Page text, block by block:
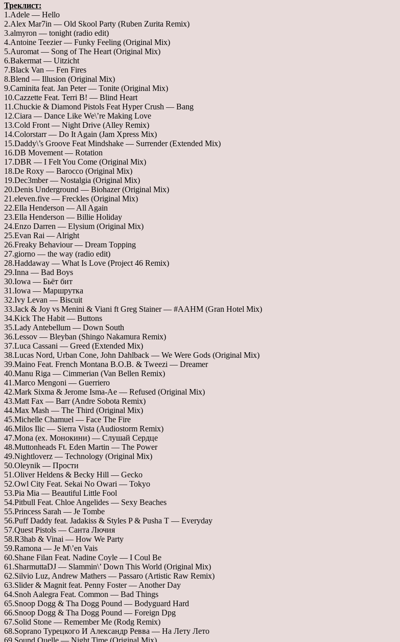
Треклист:
1.Adele — Hello
2.Alex Mar7in — Old Skool Party (Ruben Zurita Remix)
3.almyron — tonight (radio edit)
4.Antoine Teezier — Funky Feeling (Original Mix)
5.Auromat — Song of The Heart (Original Mix)
6.Bakermat — Uitzicht
7.Black Van — Fen Fires
8.Blend — Illusion (Original Mix)
9.Caminita feat. Jan Peter — Tonite (Original Mix)
10.Cazzette Feat. Terri B! — Blind Heart
11.Chuckie & Diamond Pistols Feat Hyper Crush — Bang
12.Ciara — Dance Like We\’re Making Love
13.Cold Front — Night Drive (Alley Remix)
14.Colorstarr — Do It Again (Jam Xpress Mix)
15.Daddy\’s Groove Feat Mindshake — Surrender (Extended Mix)
16.DB Movement — Rotation
17.DBR — I Felt You Come (Original Mix)
18.De Roxy — Barocco (Original Mix)
19.Dec3mber — Nostalgia (Original Mix)
20.Denis Underground — Biohazer (Original Mix)
21.eleven.five — Freckles (Original Mix)
22.Ella Henderson — All Again
23.Ella Henderson — Billie Holiday
24.Enzo Darren — Elysium (Original Mix)
25.Evan Rai — Alright
26.Freaky Behaviour — Dream Topping
27.giorno — the way (radio edit)
28.Haddaway — What Is Love (Project 46 Remix)
29.Inna — Bad Boys
30.Iowa — Бьёт бит
31.Iowa — Маршрутка
32.Ivy Levan — Biscuit
33.Jack & Joy vs Menini & Viani ft Greg Stainer — #AAHM (Gran Hotel Mix)
34.Kick The Habit — Buttons
35.Lady Antebellum — Down South
36.Lessov — Bleyban (Shingo Nakamura Remix)
37.Luca Cassani — Greed (Extended Mix)
38.Lucas Nord, Urban Cone, John Dahlback — We Were Gods (Original Mix)
39.Maino Feat. French Montana B.O.B. & Tweezi — Dreamer
40.Manu Riga — Cimmerian (Van Bellen Remix)
41.Marco Mengoni — Guerriero
42.Mark Sixma & Jerome Isma-Ae — Refused (Original Mix)
43.Matt Fax — Barr (Andre Sobota Remix)
44.Max Mash — The Third (Original Mix)
45.Michelle Chamuel — Face The Fire
46.Milos Ilic — Sierra Vista (Audiostorm Remix)
47.Mona (ex. Монокини) — Слушай Сердце
48.Muttonheads Ft. Eden Martin — The Power
49.Nightloverz — Technology (Original Mix)
50.Oleynik — Прости
51.Oliver Heldens & Becky Hill — Gecko
52.Owl City Feat. Sekai No Owari — Tokyo
53.Pia Mia — Beautiful Little Fool
54.Pitbull Feat. Chloe Angelides — Sexy Beaches
55.Princess Sarah — Je Tombe
56.Puff Daddy feat. Jadakiss & Styles P & Pusha T — Everyday
57.Quest Pistols — Санта Лючия
58.R3hab & Vinai — How We Party
59.Ramona — Je M\’en Vais
60.Shane Filan Feat. Nadine Coyle — I Coul Be
61.SharmuttaDJ — Slammin\’ Down This World (Original Mix)
62.Silvio Luz, Andrew Mathers — Passaro (Artistic Raw Remix)
63.Slider & Magnit feat. Penny Foster — Another Day
64.Snoh Aalegra Feat. Common — Bad Things
65.Snoop Dogg & Tha Dogg Pound — Bodyguard Hard
66.Snoop Dogg & Tha Dogg Pound — Foreign Dpg
67.Solid Stone — Remember Me (Rodg Remix)
68.Soprano Турецкого И Александр Ревва — На Лету Лето
69.Sound Quelle — Night Time (Original Mix)